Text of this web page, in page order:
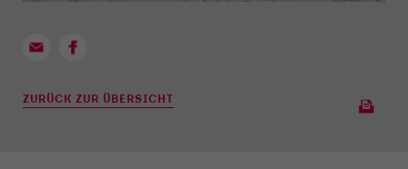
ZURÜCK ZUR ÜBERSICHT